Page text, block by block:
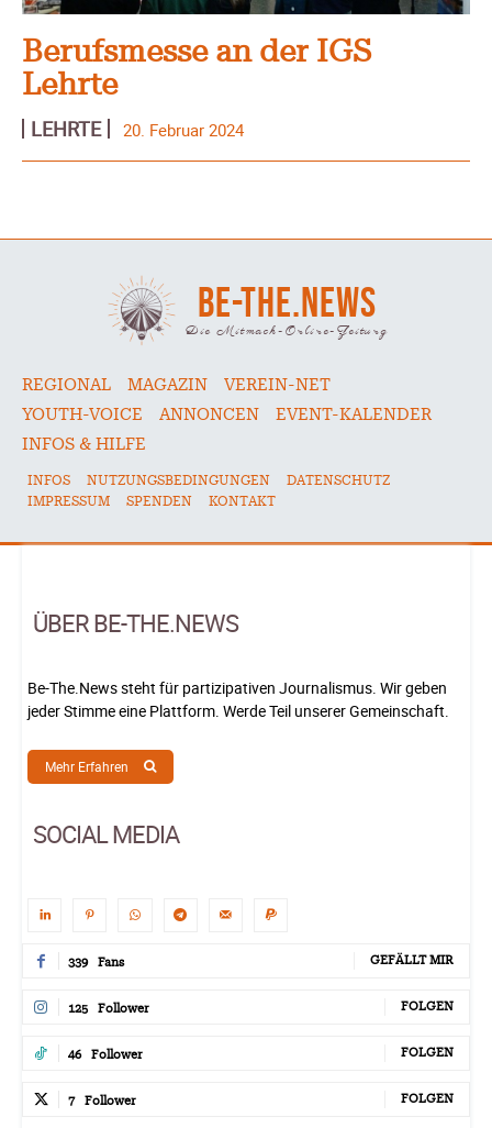
Berufsmesse an der IGS
Lehrte
LEHRTE 20. Februar 2024
BE-THE.NEWS
Die Mitmach-Online-Zeitung
REGIONAL MAGAZIN
VEREIN-NET
YOUTH-VOICE
ANNONCEN
EVENT-KALENDER
INFOS & HILFE
INFOS NUTZUNGSBEDINGUNGEN
DATENSCHUTZ
IMPRESSUM
SPENDEN KONTAKT
ÜBER BE-THE.NEWS
Be-The.News steht für partizipativen Journalismus. Wir geben
jeder Stimme eine Plattform. Werde Teil unserer Gemeinschaft.
Mehr Erfahren
SOCIAL MEDIA
339 Fans GEFÄLLT MIR
125 Follower FOLGEN
46 Follower FOLGEN
7 Follower FOLGEN